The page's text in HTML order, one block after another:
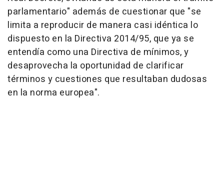
parlamentario" además de cuestionar que "se
limita a reproducir de manera casi idéntica lo
dispuesto en la Directiva 2014/95, que ya se
entendía como una Directiva de mínimos, y
desaprovecha la oportunidad de clarificar
términos y cuestiones que resultaban dudosas
en la norma europea".